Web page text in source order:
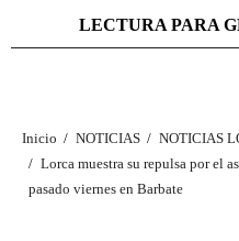
LECTURA PARA
Inicio NOTICIAS
NOTICIAS
Lorca muestra su repulsa por el
pasado viernes en Barbate